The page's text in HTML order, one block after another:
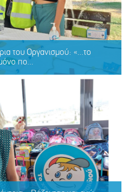
του Οργανισμού: «...το
πο...
Οργανισμού: «...το μόνο που
είναι ο ένας τον άλλο!»